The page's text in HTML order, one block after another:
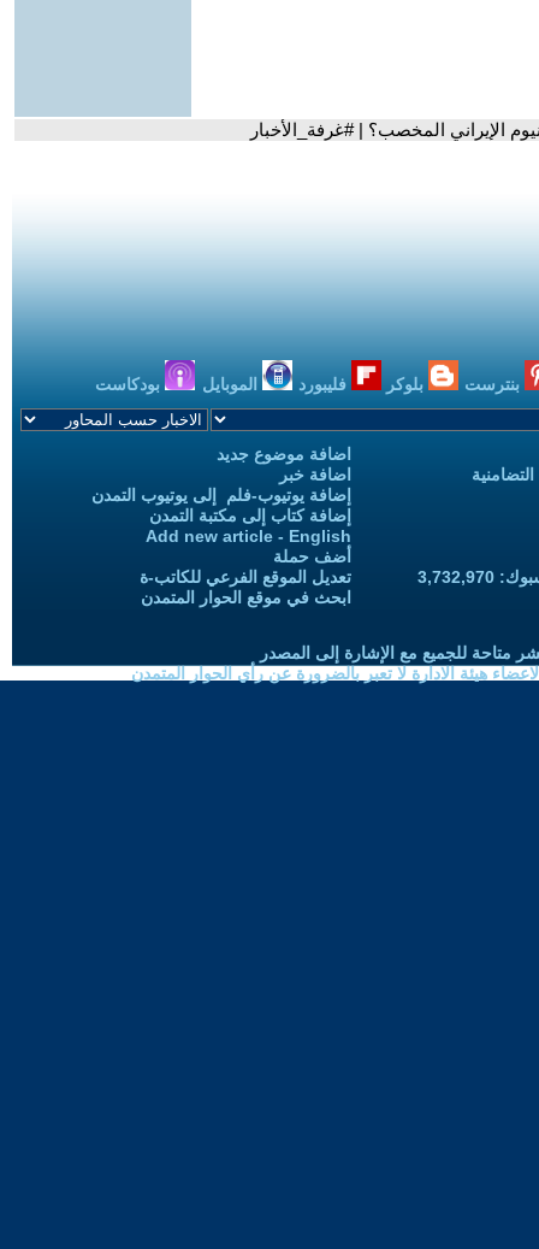
الإيراني المخصب؟ | #غرفة_الأخبار
بنترست بلوكر فليبورد الموبايل بودكاست
اضافة موضوع جديد
اضافة خبر
إضافة يوتيوب-فلم إلى يوتيوب التمدن
إضافة كتاب إلى مكتبة التمدن
Add new article - English
أضف حملة
تعديل الموقع الفرعي للكاتب-ة
ابحث في موقع الحوار المتمدن
متاحة للجميع مع الإشارة إلى المصدر
هيئة الادارة لا تعبر بالضرورة عن رأي الحوار المتمدن